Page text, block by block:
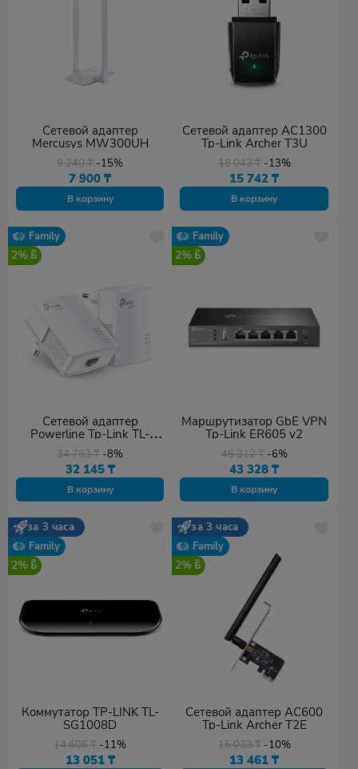
Сетевой адаптер
Mercusys MW300UH
9 240₸ -15%
7 900₸
В корзину
Сетевой адаптер AC1300
Tp-Link Archer T3U
18 042₸ -13%
15 742₸
В корзину
Family
2%
Сетевой адаптер
Powerline Tp-Link TL-
PA7017 KIT
34 783₸ -8%
32 145 ₸
В корзину
Family
2%
Маршрутизатор GbE VPN
Tp-Link ER605 v2
46 312₸ -6%
43 328₸
В корзину
за 3 часа
Family
2%
Коммутатор TP-LINK TL-
SG1008D
14 606₸ -11%
13 051 ₸
за 3 часа
Family
2%
Сетевой адаптер AC600
Tp-Link Archer T2E
15 033₸ -10%
13 461₸